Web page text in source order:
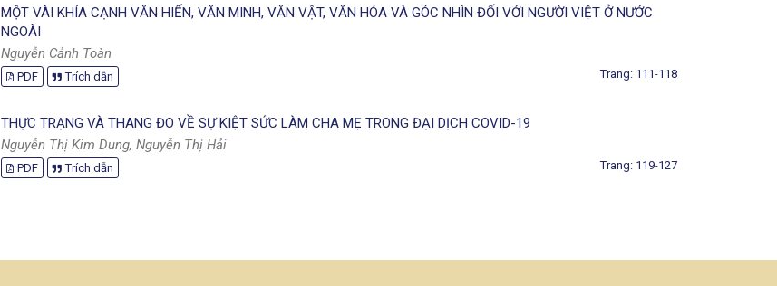
MỘT VÀI KHÍA CẠNH VĂN HIẾN, VĂN MINH, VĂN VẬT, VĂN HÓA VÀ GÓC NHÌN ĐỐI VỚI NGƯỜI VIỆT Ở NƯỚC
NGOÀI
Nguyễn Cảnh Toàn
PDF Trích dẫn Trang: 111-118
THỰC TRẠNG VÀ THANG ĐO VỀ SỰ KIỆT SỨC LÀM CHA MẸ TRONG ĐẠI DỊCH COVID-19
Nguyễn Thị Kim Dung, Nguyễn Thị Hải
PDF Trích dẫn Trang: 119-127